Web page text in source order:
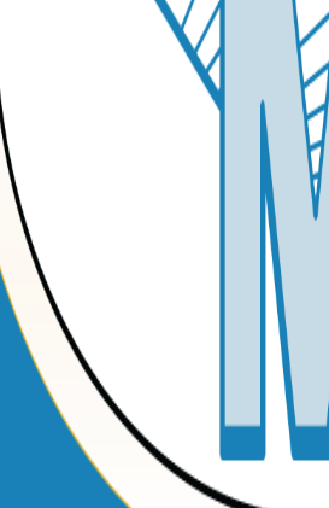
al tanto de las noticias y ofertas
Suscribirme